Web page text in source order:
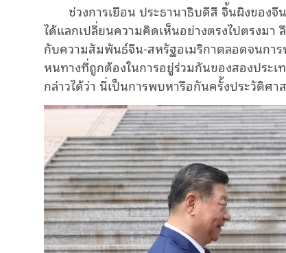
ช่วงการเยือน ประธานาธิบดีสี จิ้นผิงของ
ได้แลกเปลี่ยนความคิดเห็นอย่างตรงไปตรงมา
กับความสัมพันธ์จีน-สหรัฐอเมริกาตลอดจนกา
หนทางที่ถูกต้องในการอยู่ร่วมกันของสองประเ
กล่าวได้ว่า นี่เป็นการพบหารือกันครั้งประวัติศา